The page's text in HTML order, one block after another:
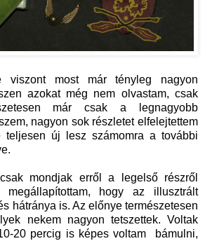
viszont most már tényleg nagyon
azokat még nem olvastam, csak
már csak a legnagyobb
nagyon sok részletet elfelejtettem
új lesz számomra a további
mondjak erről a legelső részről
hogy az illusztrált
hátránya is. Az előnye természetesen
nekem nagyon tetszettek. Voltak
20 percig is képes voltam bámulni,